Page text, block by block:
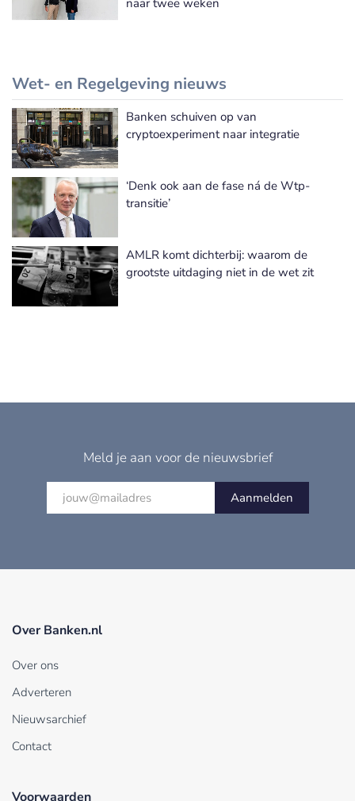
Wet- en Regelgeving nieuws
Meer Wet- en Regelgeving nieuws
Banken schuiven op van
cryptoexperiment naar integratie
‘Denk ook aan de fase ná de Wtp-
transitie’
AMLR komt dichterbij: waarom de
grootste uitdaging niet in de wet zit
Meld je aan voor de nieuwsbrief
Aanmelden
Over Banken.nl
Over ons
Adverteren
Nieuwsarchief
Contact
Voorwaarden